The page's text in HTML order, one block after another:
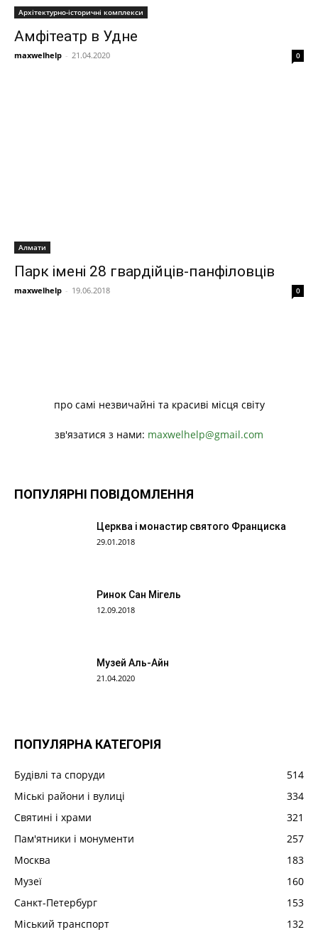
Архітектурно-історичні комплекси
Амфітеатр в Удне
maxwelhelp - 21.04.2020 0
Алмати
Парк імені 28 гвардійців-панфіловців
maxwelhelp - 19.06.2018 0
про самі незвичайні та красиві місця світу
зв'язатися з нами: maxwelhelp@gmail.com
ПОПУЛЯРНІ ПОВІДОМЛЕННЯ
Церква і монастир святого Франциска
29.01.2018
Ринок Сан Мігель
12.09.2018
Музей Аль-Айн
21.04.2020
ПОПУЛЯРНА КАТЕГОРІЯ
Будівлі та споруди
514
Міські райони і вулиці
334
Святині і храми
321
Пам'ятники і монументи
257
Москва
183
Музеї
160
Санкт-Петербург
153
Міський транспорт
132